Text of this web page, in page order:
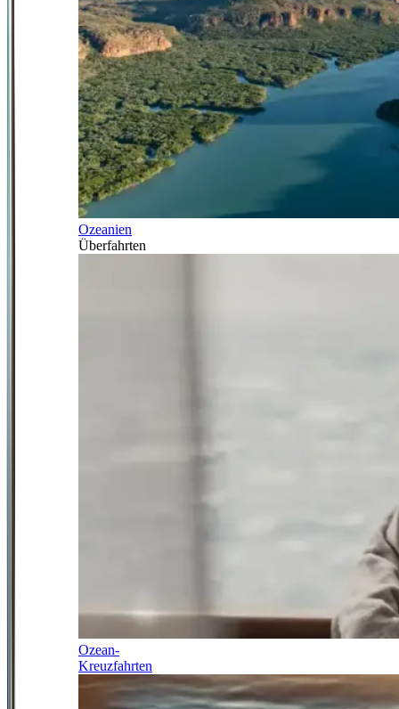
Ozeanien
Überfahrten
Ozean-
Kreuzfahrten